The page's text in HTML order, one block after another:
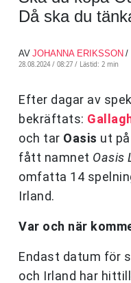
Då ska du
AV JOHANNA ERIKSSON /
28.08.2024 / 08:27 / Lästid: 2 min
Efter dagar av
bekräftats:
och tar Oasis ut
fått namnet Oasis
omfatta 14
Irland.
Var och när
Endast datum för
och Irland har